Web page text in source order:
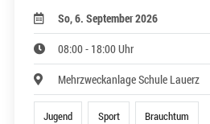
So, 6. September 2026
08:00 - 18:00 Uhr
Mehrzweckanlage Schule Lauerz
Jugend Sport Brauchtum